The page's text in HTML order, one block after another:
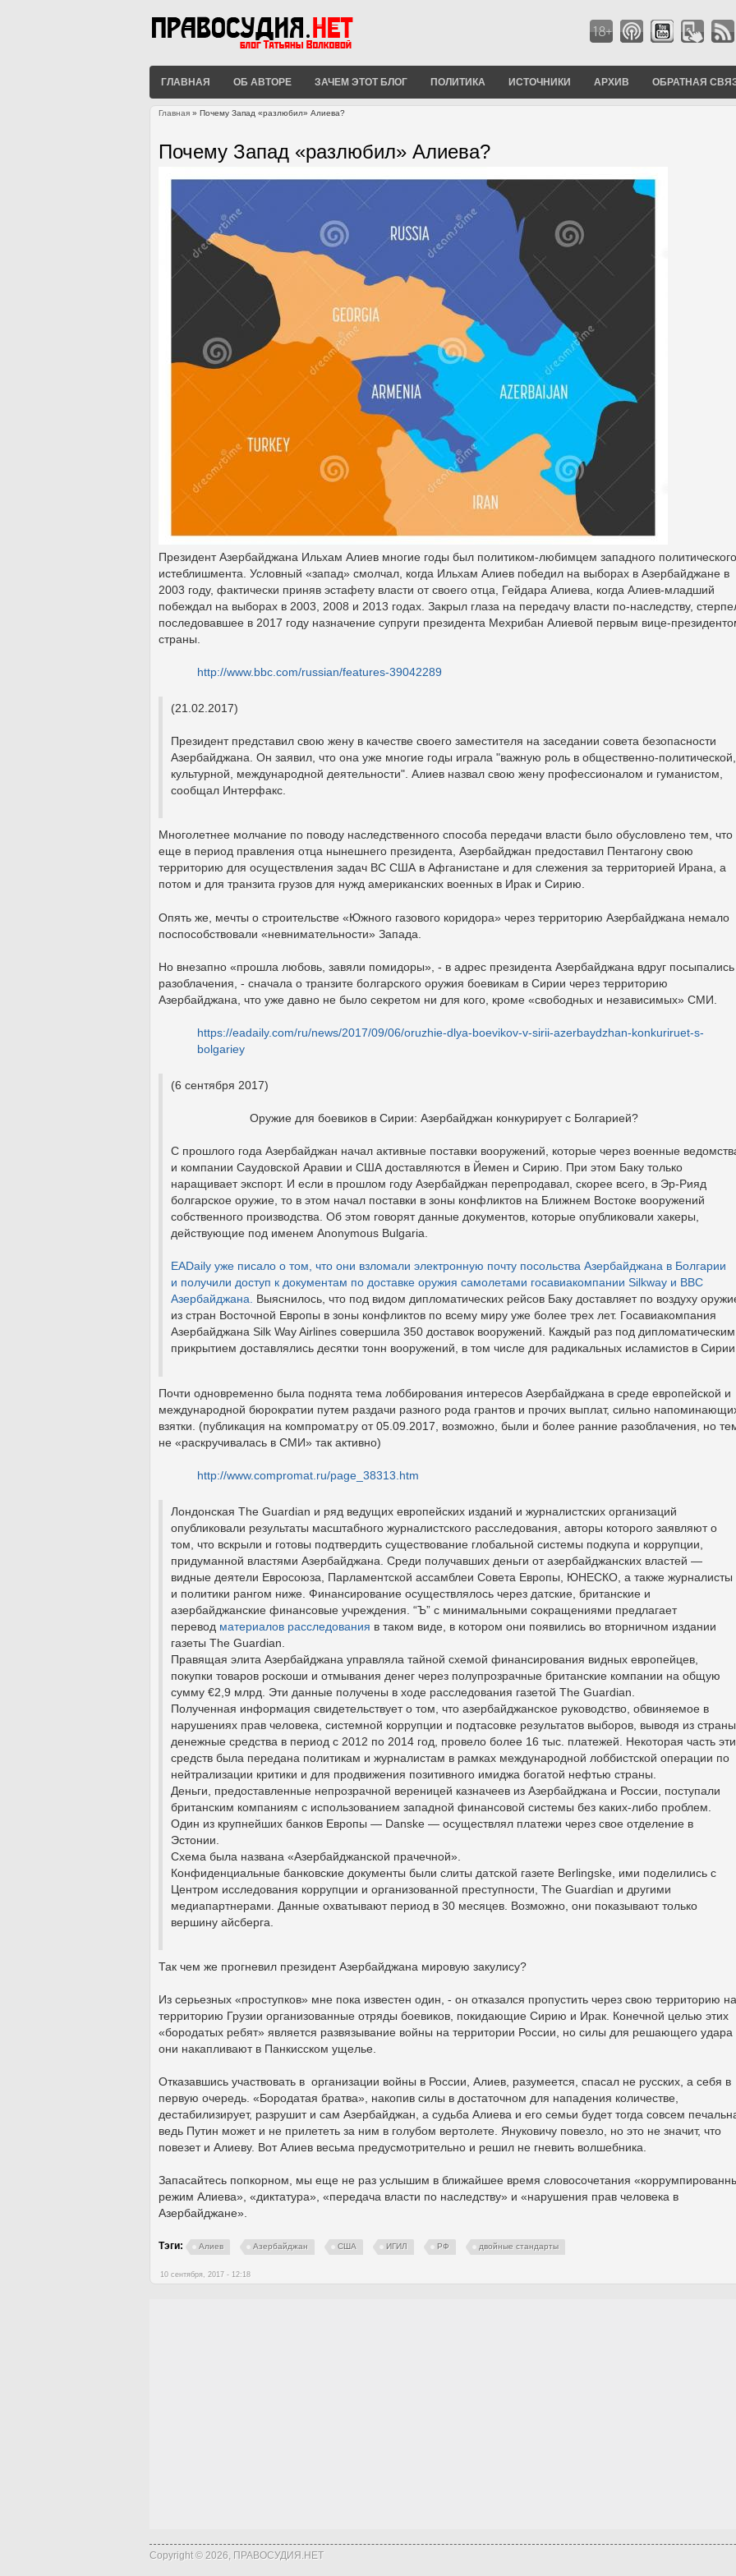
ГЛАВНАЯ ОБ АВТОРЕ ЗАЧЕМ ЭТОТ БЛОГ ПОЛИТИКА ИСТОЧНИКИ АРХИВ ОБРАТНАЯ
Главная » Почему Запад «разлюбил» Алиева?
Почему Запад «разлюбил» Алиева?
Президент Азербайджана Ильхам Алиев многие годы был политиком-любимцем западного политического
истеблишмента. Условный «запад» смолчал, когда Ильхам Алиев победил на выборах в Азербайджане в
2003 году, фактически приняв эстафету власти от своего отца, Гейдара Алиева, когда Алиев-младший
побеждал на выборах в 2003, 2008 и 2013 годах. Закрыл глаза на передачу власти по-наследству,
последовавшее в 2017 году назначение супруги президента Мехрибан Алиевой первым вице-
страны.
http://www.bbc.com/russian/features-39042289
(21.02.2017)
Президент представил свою жену в качестве своего заместителя на заседании совета безопасности
Азербайджана. Он заявил, что она уже многие годы играла "важную роль в общественно-политической,
культурной, международной деятельности". Алиев назвал свою жену профессионалом и гуманистом,
сообщал Интерфакс.
Многолетнее молчание по поводу наследственного способа передачи власти было обусловлено тем, что
еще в период правления отца нынешнего президента, Азербайджан предоставил Пентагону свою
территорию для осуществления задач ВС США в Афганистане и для слежения за территорией Ирана, а
потом и для транзита грузов для нужд американских военных в Ирак и Сирию.
Опять же, мечты о строительстве «Южного газового коридора» через территорию Азербайджана немало
поспособствовали «невнимательности» Запада.
Но внезапно «прошла любовь, завяли помидоры», - в адрес президента Азербайджана вдруг посыпались
разоблачения, - сначала о транзите болгарского оружия боевикам в Сирии через территорию
Азербайджана, что уже давно не было секретом ни для кого, кроме «свободных и независимых» СМИ.
https://eadaily.com/ru/news/2017/09/06/oruzhie-dlya-boevikov-v-sirii-azerbaydzhan-konkuriruet-s-
bolgariey
(6 сентября 2017)
Оружие для боевиков в Сирии: Азербайджан конкурирует с Болгарией?
С прошлого года Азербайджан начал активные поставки вооружений, которые через военные
и компании Саудовской Аравии и США доставляются в Йемен и Сирию. При этом Баку только
наращивает экспорт. И если в прошлом году Азербайджан перепродавал, скорее всего, в Эр-Рияд
болгарское оружие, то в этом начал поставки в зоны конфликтов на Ближнем Востоке вооружений
собственного производства. Об этом говорят данные документов, которые опубликовали хакеры,
действующие под именем Anonymous Bulgaria.
EADaily уже писало о том, что они взломали электронную почту посольства Азербайджана в Болгарии
и получили доступ к документам по доставке оружия самолетами госавиакомпании Silkway и ВВС
Азербайджана. Выяснилось, что под видом дипломатических рейсов Баку доставляет по воздуху
из стран Восточной Европы в зоны конфликтов по всему миру уже более трех лет. Госавиакомпания
Азербайджана Silk Way Airlines совершила 350 доставок вооружений. Каждый раз под дипломатическим
прикрытием доставлялись десятки тонн вооружений, в том числе для радикальных исламистов в
Почти одновременно была поднята тема лоббирования интересов Азербайджана в среде европейской и
международной бюрократии путем раздачи разного рода грантов и прочих выплат, сильно
взятки. (публикация на компромат.ру от 05.09.2017, возможно, были и более ранние разоблачения, но
не «раскручивалась в СМИ» так активно)
http://www.compromat.ru/page_38313.htm
Лондонская The Guardian и ряд ведущих европейских изданий и журналистских организаций
опубликовали результаты масштабного журналистского расследования, авторы которого заявляют о
том, что вскрыли и готовы подтвердить существование глобальной системы подкупа и коррупции,
придуманной властями Азербайджана. Среди получавших деньги от азербайджанских властей —
видные деятели Евросоюза, Парламентской ассамблеи Совета Европы, ЮНЕСКО, а также журналисты
и политики рангом ниже. Финансирование осуществлялось через датские, британские и
азербайджанские финансовые учреждения. “Ъ” с минимальными сокращениями предлагает
перевод материалов расследования в таком виде, в котором они появились во вторничном издании
газеты The Guardian.
Правящая элита Азербайджана управляла тайной схемой финансирования видных европейцев,
покупки товаров роскоши и отмывания денег через полупрозрачные британские компании на общую
сумму €2,9 млрд. Эти данные получены в ходе расследования газетой The Guardian.
Полученная информация свидетельствует о том, что азербайджанское руководство, обвиняемое в
нарушениях прав человека, системной коррупции и подтасовке результатов выборов, выводя из страны
денежные средства в период с 2012 по 2014 год, провело более 16 тыс. платежей. Некоторая часть
средств была передана политикам и журналистам в рамках международной лоббистской операции по
нейтрализации критики и для продвижения позитивного имиджа богатой нефтью страны.
Деньги, предоставленные непрозрачной вереницей казначеев из Азербайджана и России, поступали
британским компаниям с использованием западной финансовой системы без каких-либо проблем.
Один из крупнейших банков Европы — Danske — осуществлял платежи через свое отделение в
Эстонии.
Схема была названа «Азербайджанской прачечной».
Конфиденциальные банковские документы были слиты датской газете Berlingske, ими поделились с
Центром исследования коррупции и организованной преступности, The Guardian и другими
медиапартнерами. Данные охватывают период в 30 месяцев. Возможно, они показывают только
вершину айсберга.
Так чем же прогневил президент Азербайджана мировую закулису?
Из серьезных «проступков» мне пока известен один, - он отказался пропустить через свою территорию на
территорию Грузии организованные отряды боевиков, покидающие Сирию и Ирак. Конечной целью этих
«бородатых ребят» является развязывание войны на территории России, но силы для решающего удара
они накапливают в Панкисском ущелье.
Отказавшись участвовать в организации войны в России, Алиев, разумеется, спасал не русских, а себя в
первую очередь. «Бородатая братва», накопив силы в достаточном для нападения количестве,
дестабилизирует, разрушит и сам Азербайджан, а судьба Алиева и его семьи будет тогда совсем
ведь Путин может и не прилететь за ним в голубом вертолете. Януковичу повезло, но это не значит, что
повезет и Алиеву. Вот Алиев весьма предусмотрительно и решил не гневить волшебника.
Запасайтесь попкорном, мы еще не раз услышим в ближайшее время словосочетания
режим Алиева», «диктатура», «передача власти по наследству» и «нарушения прав человека в
Азербайджане».
Тэги: Алиев Азербайджан США ИГИЛ РФ двойные стандарты
10 сентября, 2017 - 12:18
Copyright © 2026, ПРАВОСУДИЯ.НЕТ